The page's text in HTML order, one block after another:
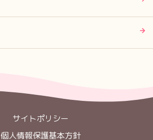
サイトポリシー
個人情報保護基本方針